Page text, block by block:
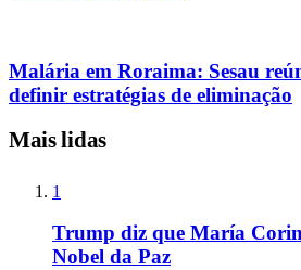
Malária em Roraima: Sesau
definir estratégias de eliminação
Mais lidas
1
Trump diz que María
Nobel da Paz